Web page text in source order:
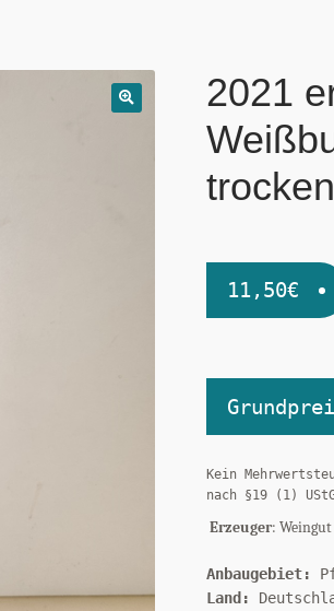
2021
11,50€
Kein
nach §19 (1)
Erzeuger:
Anbaugebiet:
Land: